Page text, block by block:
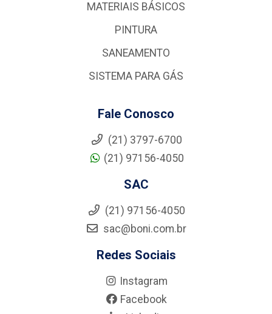
MATERIAIS BÁSICOS
PINTURA
SANEAMENTO
SISTEMA PARA GÁS
Fale Conosco
(21) 3797-6700
(21) 97156-4050
SAC
(21) 97156-4050
sac@boni.com.br
Redes Sociais
Instagram
Facebook